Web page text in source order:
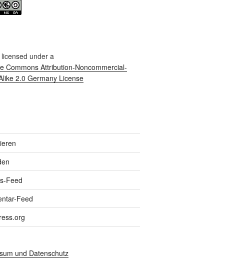
under a
Commons Attribution-Noncommercial-
2.0 Germany License
Feed
Feed
und Datenschutz